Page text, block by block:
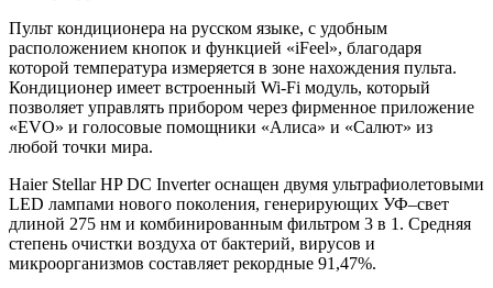
Пульт кондиционера на русском языке, с удобным
расположением кнопок и функцией «iFeel», благодаря
которой температура измеряется в зоне нахождения пульта.
Кондиционер имеет встроенный Wi-Fi модуль, который
позволяет управлять прибором через фирменное приложение
«EVO» и голосовые помощники «Алиса» и «Салют» из
любой точки мира.
Haier Stellar HP DC Inverter оснащен двумя ультрафиолетовыми
LED лампами нового поколения, генерирующих УФ–свет
длиной 275 нм и комбинированным фильтром 3 в 1. Средняя
степень очистки воздуха от бактерий, вирусов и
микроорганизмов составляет рекордные 91,47%.